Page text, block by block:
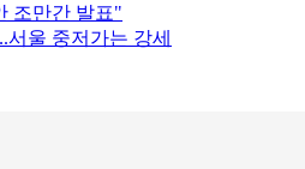
조만간 발표"
울 중저가는 강세